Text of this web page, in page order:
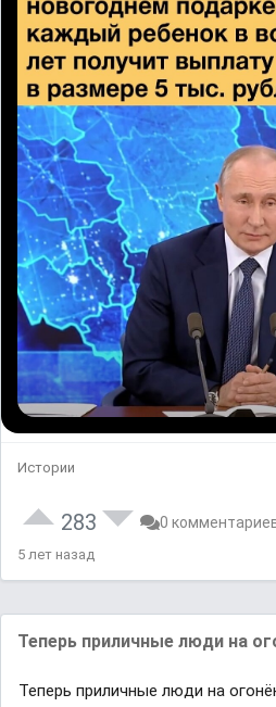
Истории
283 0
5 лет назад
Теперь приличные люди на
Теперь приличные люди на